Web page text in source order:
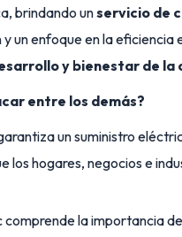
brindando unservicio de
un enfoque en la
y bienestar de la
entre los demás?
un suministro
los hogares, negocios e
la importancia